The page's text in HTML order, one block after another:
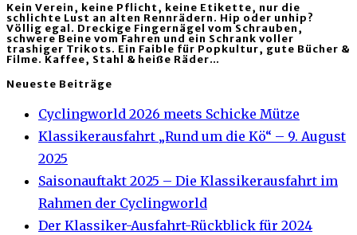
Kein Verein, keine Pflicht, keine Etikette, nur die
schlichte Lust an alten Rennrädern. Hip oder unhip?
Völlig egal. Dreckige Fingernägel vom Schrauben,
schwere Beine vom Fahren und ein Schrank voller
trashiger Trikots. Ein Faible für Popkultur, gute Bücher &
Filme. Kaffee, Stahl & heiße Räder…
Neueste Beiträge
Cyclingworld 2026 meets Schicke Mütze
Klassikerausfahrt „Rund um die Kö“ – 9. August
2025
Saisonauftakt 2025 – Die Klassikerausfahrt im
Rahmen der Cyclingworld
Der Klassiker-Ausfahrt-Rückblick für 2024